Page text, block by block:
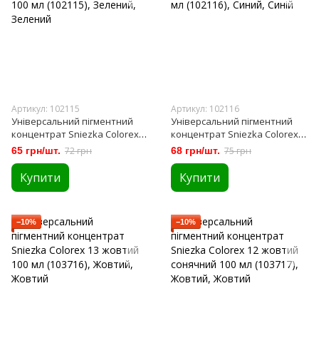
Артикул: 102115
Універсальний пігментний
концентрат Sniezka Colorex
41 зелений 100 мл (102115)
65 грн/шт. 72 грн
Купити
Артикул: 102116
Універсальний пігментний
концентрат Sniezka Colorex
52 синій 100 мл (102116)
68 грн/шт. 75 грн
Купити
−10% −10%